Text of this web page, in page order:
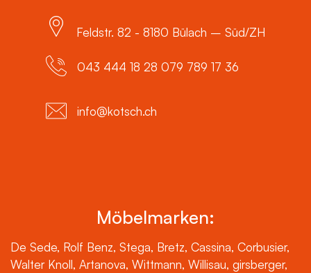
Feldstr. 82 - 8180 Bülach – Süd/ZH
043 444 18 28 079 789 17 36
info@kotsch.ch
Möbelmarken:
De Sede, Rolf Benz, Stega, Bretz, Cassina, Corbusier,
Walter Knoll, Artanova, Wittmann, Willisau, girsberger,